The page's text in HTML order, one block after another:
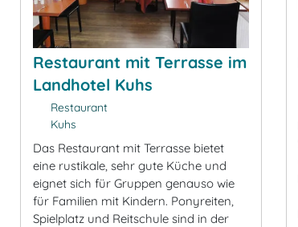
Restaurant mit Terrasse im
Landhotel Kuhs
Restaurant
Kuhs
Das Restaurant mit Terrasse bietet
eine rustikale, sehr gute Küche und
eignet sich für Gruppen genauso wie
für Familien mit Kindern. Ponyreiten,
Spielplatz und Reitschule sind in der